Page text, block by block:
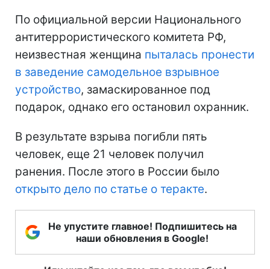
По официальной версии Национального
антитеррористического комитета РФ,
неизвестная женщина пыталась пронести
в заведение самодельное взрывное
устройство, замаскированное под
подарок, однако его остановил охранник.
В результате взрыва погибли пять
человек, еще 21 человек получил
ранения. После этого в России было
открыто дело по статье о теракте.
Не упустите главное! Подпишитесь на
наши обновления в Google!